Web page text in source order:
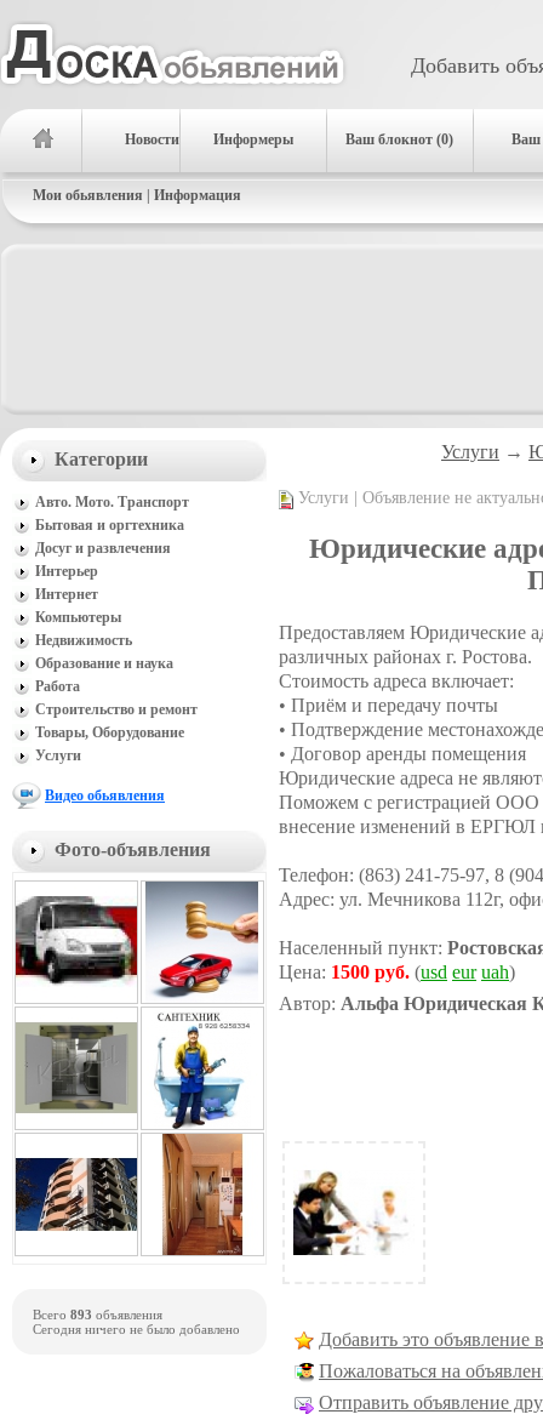
Добавить
Новости Информеры Ваш блокнот (0) Ваш
Мои обьявления Информация
Услуги →
Услуги | Объявление не
Юридические
Предоставляем Юридические
различных районах г. Ростова.
Стоимость адреса включает:
• Приём и передачу почты
• Подтверждение
• Договор аренды помещения
Юридические адреса не
Поможем с регистрацией ООО
внесение изменений в ЕРГЮЛ
Телефон: (863) 241-75-97, 8
Адрес: ул. Мечникова 112г,
Населенный пункт:
Цена: 1500 руб. (usd eur uah)
Автор: Альфа Юридическая
Добавить это объявление
Пожаловаться на
Отправить объявление
Категории
Авто. Мото. Транспорт
Бытовая и оргтехника
Досуг и развлечения
Интерьер
Интернет
Компьютеры
Недвижимость
Образование и наука
Работа
Строительство и ремонт
Товары, Оборудование
Услуги
Видео обьявления
Фото-объявления
Всего 893 объявления
Сегодня ничего не было добавлено